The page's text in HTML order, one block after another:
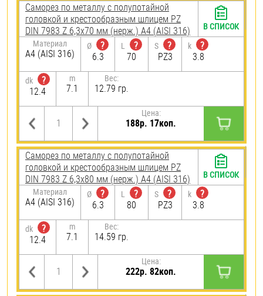
Саморез по металлу с полупотайной
головкой и крестообразным шлицем PZ
DIN 7983 Z 6,3х70 мм (нерж.) A4 (AISI 316)
Материал
A4 (AISI 316)
Ø
?
6.3
L
?
70
S
?
PZ3
k
?
3.8
dk
?
12.4
m
7.1
Вес:
12.79 гр.
Цена:
188р. 17коп.
В СПИСОК
Саморез по металлу с полупотайной
головкой и крестообразным шлицем PZ
DIN 7983 Z 6,3х80 мм (нерж.) A4 (AISI 316)
Материал
A4 (AISI 316)
Ø
?
6.3
L
?
80
S
?
PZ3
k
?
3.8
dk
?
12.4
m
7.1
Вес:
14.59 гр.
Цена:
222р. 82коп.
В СПИСОК